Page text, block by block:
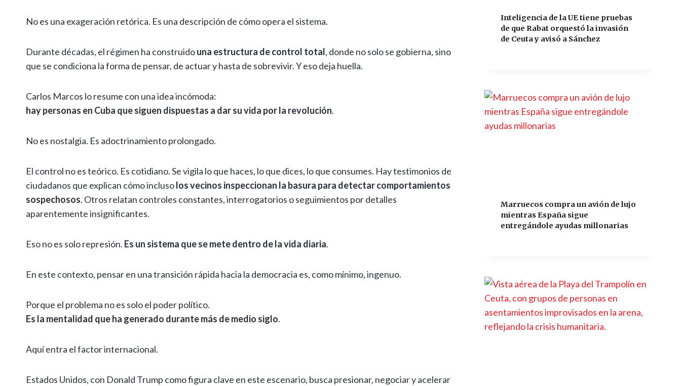
n
g
r
L
n
p
r
i
r
No es una exageración retórica. Es una descripción de cómo opera el sistema.
Durante décadas, el régimen ha construidouna estructura de control total, donde no solo se gobierna, sino
que se condiciona la forma de pensar, de actuar y hasta de sobrevivir. Y eso deja huella.
Carlos Marcos lo resume con una idea incómoda:
hay personas en Cuba que siguen dispuestas a dar su vida por la revolución.
No es nostalgia. Es adoctrinamiento prolongado.
El control no es teórico. Es cotidiano. Se vigila lo que haces, lo que dices, lo que consumes. Hay testimonios de
ciudadanos que explican cómo inclusolos vecinos inspeccionan la basura para detectar comportamientos
sospechosos. Otros relatan controles constantes, interrogatorios o seguimientos por detalles
aparentemente insignificantes.
Eso no es solo represión. Es un sistema que se mete dentro de la vida diaria.
En este contexto, pensar en una transición rápida hacia la democracia es, como mínimo, ingenuo.
Porque el problema no es solo el poder político.
Es la mentalidad que ha generado durante más de medio siglo.
Aquí entra el factor internacional.
Estados Unidos, con Donald Trump como figura clave en este escenario, busca presionar, negociar y acelerar
Inteligencia de la UE tiene pruebas
de que Rabat orquestó la invasión
de Ceuta y avisó a Sánchez
Marruecos compra un avión de lujo
mientras España sigue
entregándole ayudas millonarias